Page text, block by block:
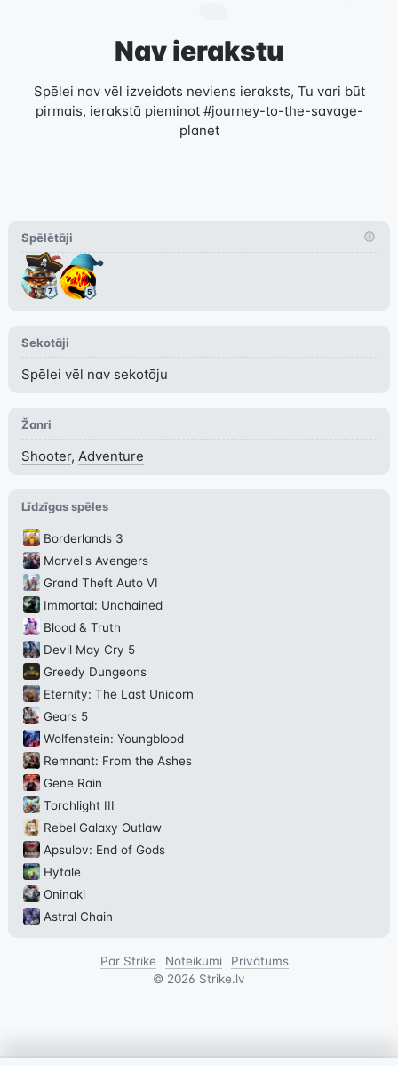
Nav ierakstu
Spēlei nav vēl izveidots neviens ieraksts, Tu vari būt
pirmais, ierakstā pieminot #journey-to-the-savage-
planet
Spēlētāji
Sekotāji
Spēlei vēl nav sekotāju
Žanri
Shooter, Adventure
Līdzīgas spēles
Borderlands 3
Marvel's Avengers
Grand Theft Auto VI
Immortal: Unchained
Blood & Truth
Devil May Cry 5
Greedy Dungeons
Eternity: The Last Unicorn
Gears 5
Wolfenstein: Youngblood
Remnant: From the Ashes
Gene Rain
Torchlight III
Rebel Galaxy Outlaw
Apsulov: End of Gods
Hytale
Oninaki
Astral Chain
Par Strike Noteikumi
Privātums
© 2026 Strike.lv